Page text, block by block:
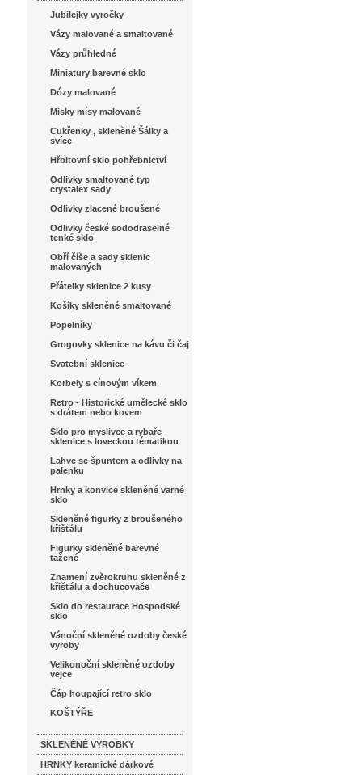
Jubilejky vyročky
Vázy malované a smaltované
Vázy průhledné
Miniatury barevné sklo
Dózy malované
Misky mísy malované
Cukřenky , skleněné Šálky a
svíce
Hřbitovní sklo pohřebnictví
Odlivky smaltované typ
crystalex sady
Odlivky zlacené broušené
Odlivky české sododraselné
tenké sklo
Obří číše a sady sklenic
malovaných
Přátelky sklenice 2 kusy
Košíky skleněné smaltované
Popelníky
Grogovky sklenice na kávu či čaj
Svatební sklenice
Korbely s cínovým víkem
Retro - Historické umělecké sklo
s drátem nebo kovem
Sklo pro myslivce a rybaře
sklenice s loveckou tématikou
Lahve se špuntem a odlivky na
palenku
Hrnky a konvice skleněné varné
sklo
Skleněné figurky z broušeného
křišťálu
Figurky skleněné barevné
tažené
Znamení zvěrokruhu skleněné z
křišťálu a dochucovače
Sklo do restaurace Hospodské
sklo
Vánoční skleněné ozdoby české
vyroby
Velikonoční skleněné ozdoby
vejce
Čáp houpající retro sklo
KOŠTÝŘE
SKLENĚNÉ VÝROBKY
HRNKY keramické dárkové